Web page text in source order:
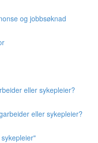
og jobbsøknad
eller sykepleier?
eller sykepleier?